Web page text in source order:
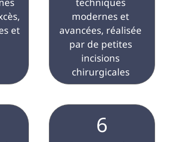
et
modernes et
avancées, réalisée
par de petites
incisions
chirurgicales
6